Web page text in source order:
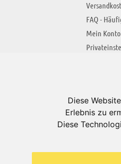
Diese
Erlebnis zu
Diese
FAQ -
Mein Konto
Jobs
Impressum